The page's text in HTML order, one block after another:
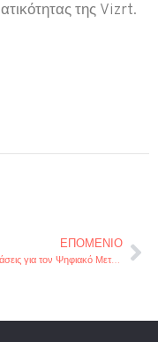
της Vizrt.
ΕΠΌΜΕΝΙΟ
Τρείς Δράσεις για τον Ψηφιακό Μετασχηματισμό